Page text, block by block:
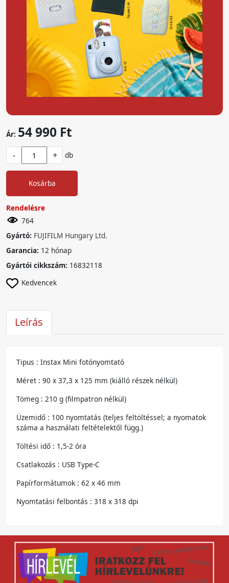
Ár: 54 990 Ft
- + db
Kosárba
Rendelésre
764
Gyártó: FUJIFILM Hungary Ltd.
Garancia: 12 hónap
Gyártói cikkszám: 16832118
Kedvencek
Leírás
Tipus : Instax Mini fotónyomtató
Méret : 90 x 37,3 x 125 mm (kiálló részek nélkül)
Tömeg : 210 g (filmpatron nélkül)
Üzemidő : 100 nyomtatás (teljes feltöltéssel; a nyomatok
száma a használati feltételektől függ.)
Töltési idő : 1,5-2 óra
Csatlakozás : USB Type-C
Papírformátumok : 62 x 46 mm
Nyomtatási felbontás : 318 x 318 dpi